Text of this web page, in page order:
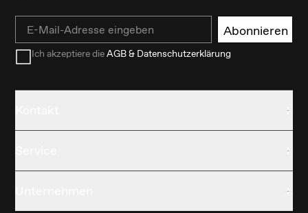
Email Abonnieren
Ich akzeptiere dieAGB & Datenschutzerklärung